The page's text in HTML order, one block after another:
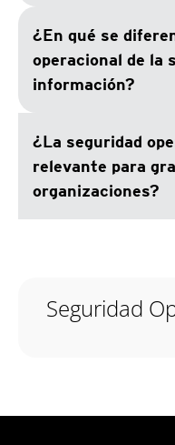
¿En qué se
operacional de la
información?
¿La seguridad
relevante para
organizaciones?
Seguridad